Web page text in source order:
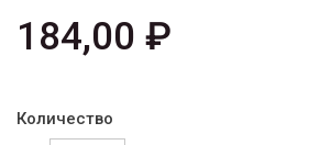
184,00 ₽
Количество